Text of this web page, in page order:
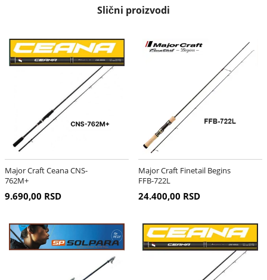
Slični proizvodi
Major Craft Ceana CNS-
762M+
9.690,00 RSD
Major Craft Finetail Begins
FFB-722L
24.400,00 RSD